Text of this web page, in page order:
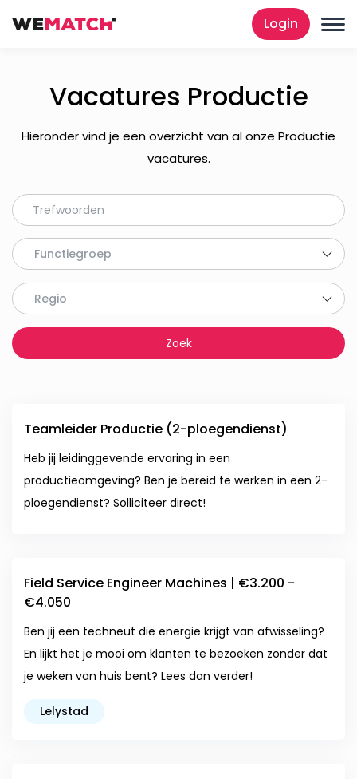
Login
Vacatures Productie
Hieronder vind je een overzicht van al onze Productie
vacatures.
Functiegroep
Regio
Teamleider Productie (2-ploegendienst)
Heb jij leidinggevende ervaring in een
productieomgeving? Ben je bereid te werken in een 2-
ploegendienst? Solliciteer direct!
Field Service Engineer Machines | €3.200 -
€4.050
Ben jij een techneut die energie krijgt van afwisseling?
En lijkt het je mooi om klanten te bezoeken zonder dat
je weken van huis bent? Lees dan verder!
Lelystad